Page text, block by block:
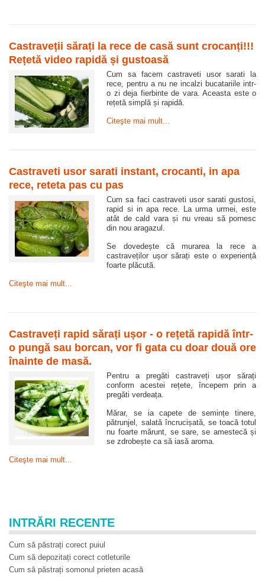
Castraveții sărați la rece de casă sunt crocanți!!!
Rețetă video rapidă și gustoasă
Cum sa facem castraveti usor sarati la
rece, pentru a nu ne incalzi bucatariile intr-
o zi deja fierbinte de vara. Aceasta este o
rețetă simplă și rapidă.
Citeşte mai mult...
Castraveti usor sarati instant, crocanti, in apa
rece, reteta pas cu pas
Cum sa faci castraveti usor sarati gustosi,
rapid si in apa rece. La urma urmei, este
atât de cald vara și nu vreau să pornesc
din nou aragazul.
Se dovedește că murarea la rece a
castraveților ușor sărați este o experiență
foarte plăcută.
Citeşte mai mult...
Castraveți rapid sărați ușor - o rețetă rapidă într-
o pungă sau borcan, vor fi gata cu doar două ore
înainte de masă.
Pentru a pregăti castraveți ușor sărați
conform acestei rețete, începem prin a
pregăti verdeața.
Mărar, se ia capete de semințe tinere,
pătrunjel, salată încrucișată, se toacă totul
nu foarte mărunt, se sare, se amestecă și
se zdrobește ca să iasă aroma.
Citeşte mai mult...
INTRĂRI RECENTE
Cum să păstrați corect puiul
Cum să depozitați corect cotleturile
Cum să păstrați somonul prieten acasă